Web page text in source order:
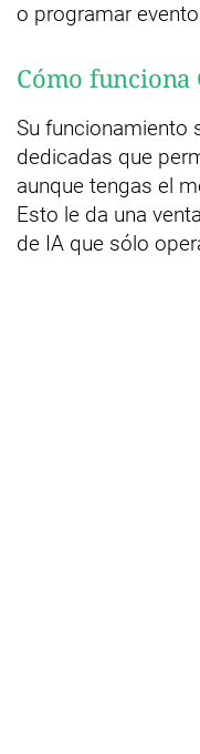
o programar
Cómo funciona
Su funcionamiento
dedicadas que
aunque tengas el
Esto le da una
de IA que sólo